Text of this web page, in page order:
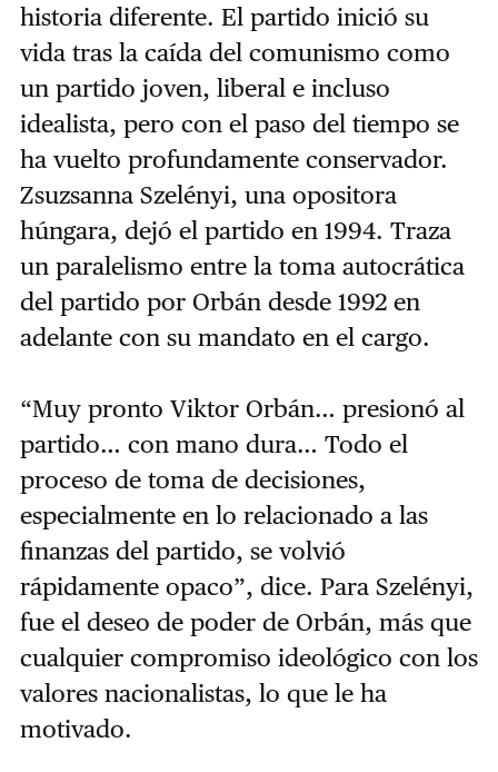
historia diferente. El partido inició su
vida tras la caída del comunismo como
un partido joven, liberal e incluso
idealista, pero con el paso del tiempo se
ha vuelto profundamente conservador.
Zsuzsanna Szelényi, una opositora
húngara, dejó el partido en 1994. Traza
un paralelismo entre la toma autocrática
del partido por Orbán desde 1992 en
adelante con su mandato en el cargo.
“Muy pronto Viktor Orbán… presionó al
partido… con mano dura… Todo el
proceso de toma de decisiones,
especialmente en lo relacionado a las
finanzas del partido, se volvió
rápidamente opaco”, dice. Para Szelényi,
fue el deseo de poder de Orbán, más que
cualquier compromiso ideológico con los
valores nacionalistas, lo que le ha
motivado.